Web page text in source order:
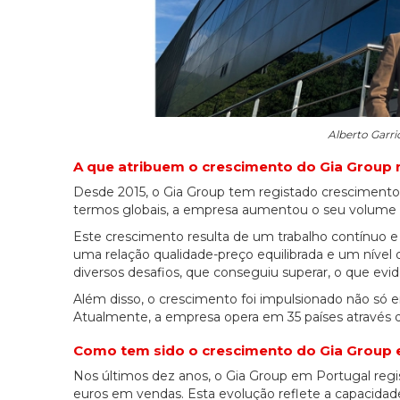
Alberto
A que atribuem o crescimento do Gia Group
Desde 2015, o Gia Group tem registado
termos globais, a empresa aumentou o seu
Este crescimento resulta de um trabalho contínuo
uma relação qualidade-preço equilibrada e um
diversos desafios, que conseguiu superar, o que
Além disso, o crescimento foi impulsionado não só
Atualmente, a empresa opera em 35 países através
Como tem sido o crescimento do Gia Group
Nos últimos dez anos, o Gia Group em Portugal
euros em vendas. Esta evolução reflete a